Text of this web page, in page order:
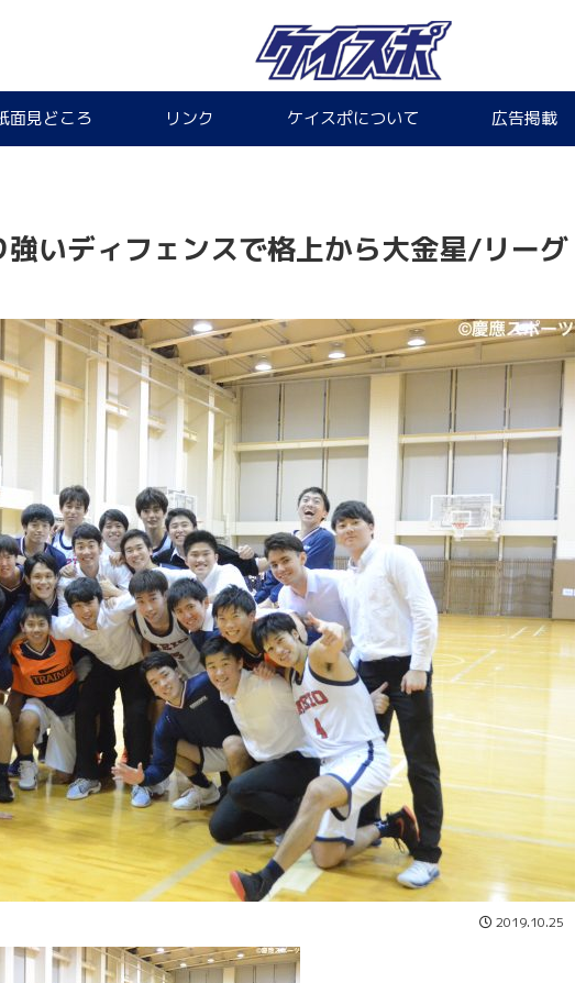
面見どころ リンク ケイスポについて 広告掲載
強いディフェンスで格上から大金星/リーグ
2019.10.25